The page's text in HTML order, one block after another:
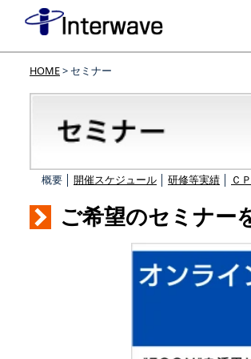
HOME> セミナー
概要 │ 開催スケジュール 研修等実績 Ｃ
ご希望のセミナー